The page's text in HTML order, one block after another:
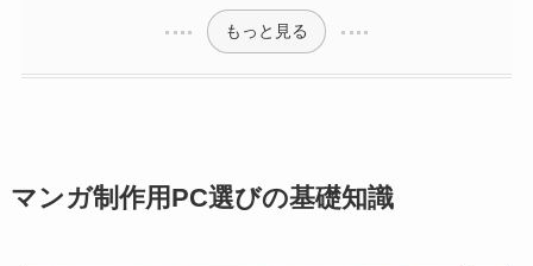
もっと見る
マンガ制作用PC選びの基礎知識